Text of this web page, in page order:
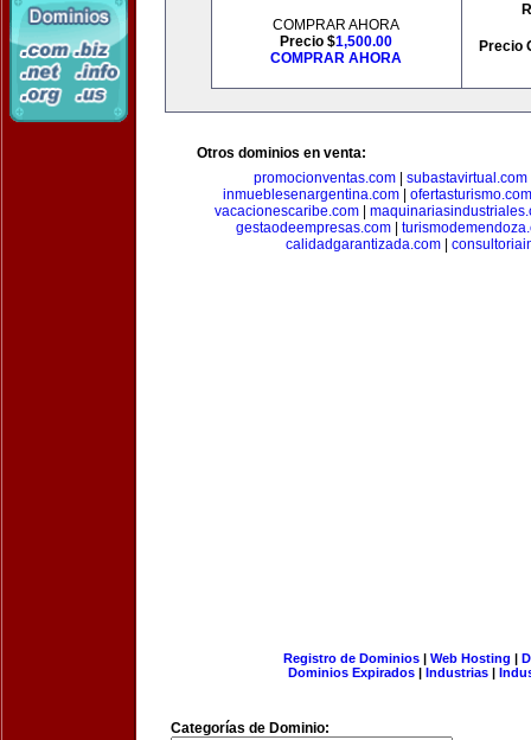
COMPRAR AHORA
Precio $1,500.00
COMPRAR AHORA
Precio
Otros dominios en venta:
promocionventas.com| subastavirtual.com
inmueblesenargentina.com| ofertasturismo.com
vacacionescaribe.com
gestaodeempresas.com|
calidadgarantizada.com
Registro de Dominios| Web Hosting |
Dominios Expirados | Industrias |
Categorías de Dominio: